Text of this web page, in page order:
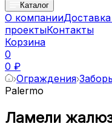
Каталог
О компании
проектыКонтакты
Корзина
0
0 ₽
Ограждения
Palermo
Ламели